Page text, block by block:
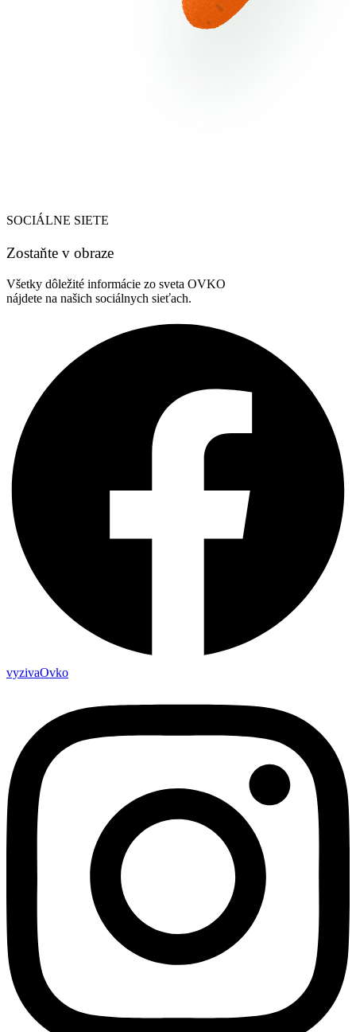
SOCIÁLNE SIETE
Zostaňte v obraze
Všetky dôležité informácie zo sveta OVKO
nájdete na našich sociálnych sieťach.
vyzivaOvko